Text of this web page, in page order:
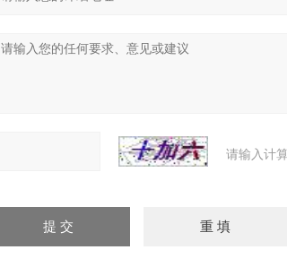
请输入计